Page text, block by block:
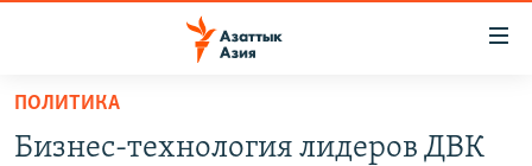
Вернуться
основному
ПОЛИТИКА
Бизнес-технология лидеров ДВК